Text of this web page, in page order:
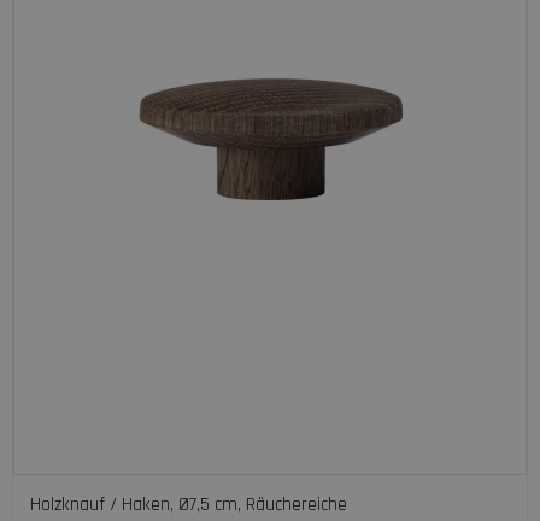
Holzknauf / Haken, Ø7,5 cm, Räuchereiche